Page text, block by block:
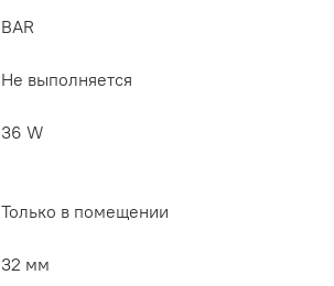
BAR
Не выполняется
36 W
Только в помещении
32 мм